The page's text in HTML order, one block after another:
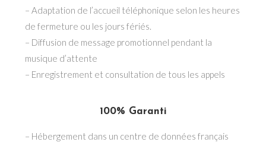
– Adaptation de l’accueil téléphonique selon les heures
de fermeture ou les jours fériés.
– Diffusion de message promotionnel pendant la
musique d’attente
– Enregistrement et consultation de tous les appels
100% Garanti
– Hébergement dans un centre de données français